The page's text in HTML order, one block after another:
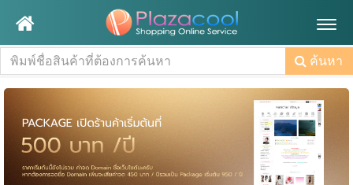
ค้นหา